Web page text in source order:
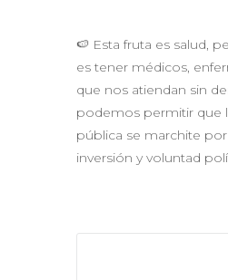
🍉 Esta fruta es salud,
es tener médicos,
que nos atiendan sin
podemos permitir que
pública se marchite
inversión y voluntad